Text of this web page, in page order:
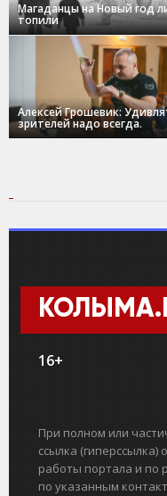
Магаданцы на Новый год
топили
Алексей Грошевик:
зрителей надо всегда.
16+
При полном или
ссылка
работы портала и
по указанным